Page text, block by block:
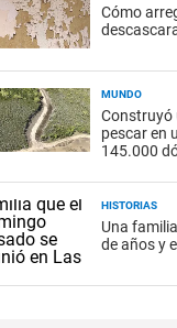
Cómo
MUNDO
Construyó
pescar en
145.000
HISTORIAS
Una
de años y